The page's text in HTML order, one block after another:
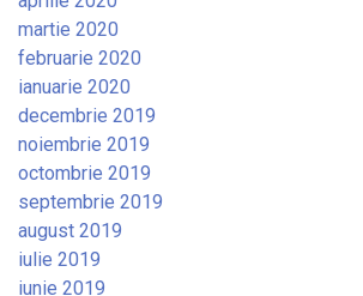
martie 2020
februarie 2020
ianuarie 2020
decembrie 2019
noiembrie 2019
octombrie 2019
septembrie 2019
august 2019
iulie 2019
iunie 2019